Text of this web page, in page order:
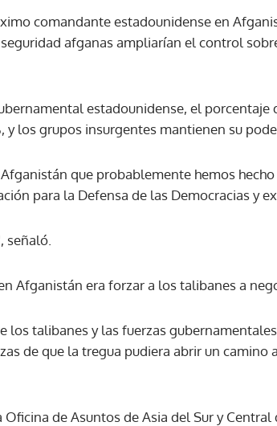
comandante estadounidense en
afganas ampliarían el control
estadounidense, el
los grupos insurgentes mantienen su
que probablemente hemos
para la Defensa de las Democracias y
señaló.
Afganistán era forzar a los talibanes a
los talibanes y las fuerzas
de que la tregua pudiera abrir un camino
de Asuntos de Asia del Sur y